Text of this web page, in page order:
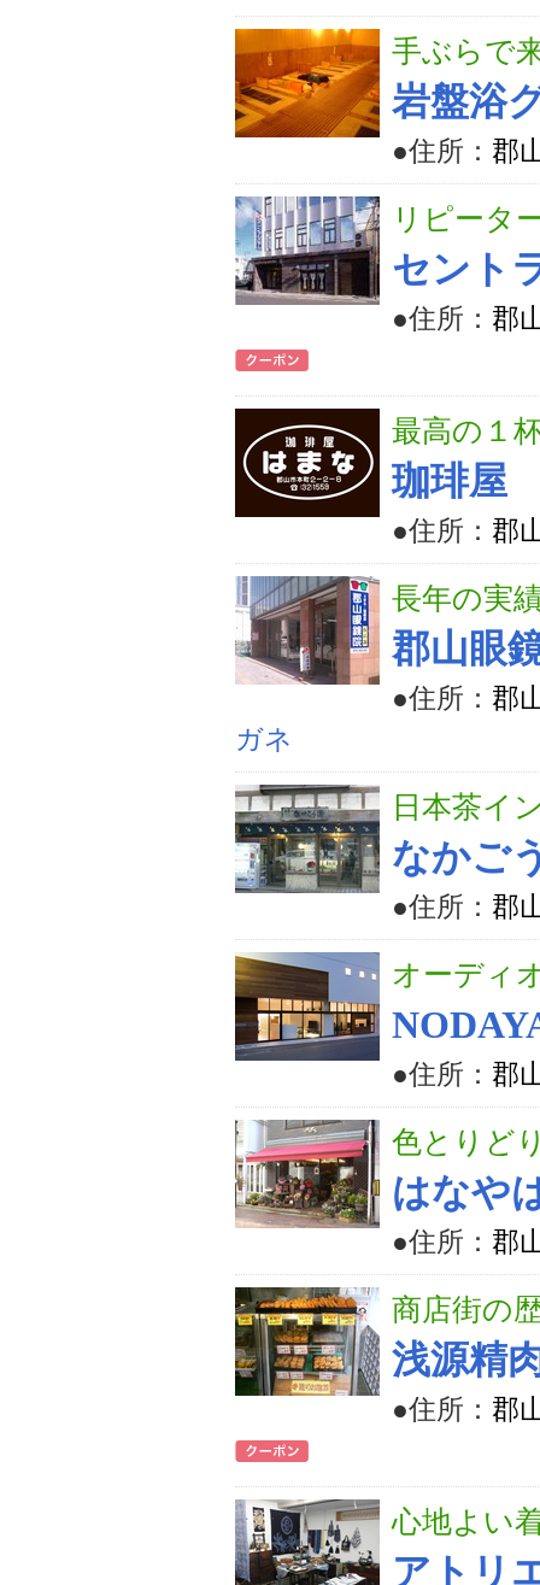
手ぶらで
岩盤浴
●住所： 郡
リピータ
セント
●住所： 郡
最高の１
珈琲屋
●住所： 郡
長年の実
郡山眼
●住所： 郡
ガネ
日本茶イ
なかご
●住所： 郡
オーディ
●住所： 郡
色とりど
はなや
●住所： 郡
商店街の
浅源精
●住所： 郡
心地よい
アトリ